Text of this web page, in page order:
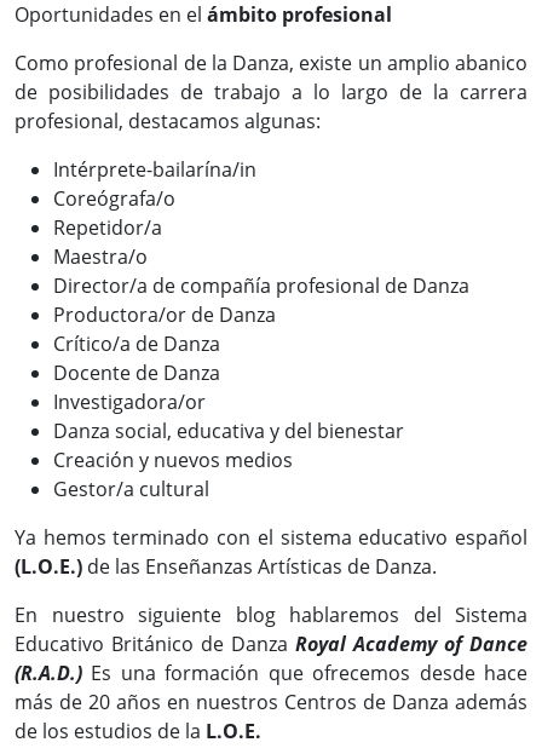
Oportunidades en el ámbito profesional
Como profesional de la Danza, existe un amplio abanico
de posibilidades de trabajo a lo largo de la carrera
profesional, destacamos algunas:
Intérprete-bailarína/in
Coreógrafa/o
Repetidor/a
Maestra/o
Director/a de compañía profesional de Danza
Productora/or de Danza
Crítico/a de Danza
Docente de Danza
Investigadora/or
Danza social, educativa y del bienestar
Creación y nuevos medios
Gestor/a cultural
Ya hemos terminado con el sistema educativo español
(L.O.E.) de las Enseñanzas Artísticas de Danza.
En nuestro siguiente blog hablaremos del Sistema
Educativo Británico de Danza Royal Academy of Dance
(R.A.D.) Es una formación que ofrecemos desde hace
más de 20 años en nuestros Centros de Danza además
de los estudios de la L.O.E.